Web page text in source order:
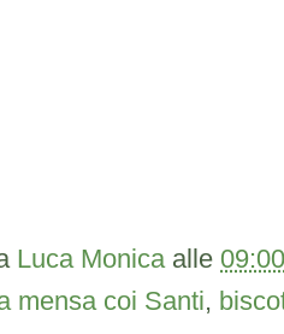
Luca Monica alle 09:00
mensa coi Santi,